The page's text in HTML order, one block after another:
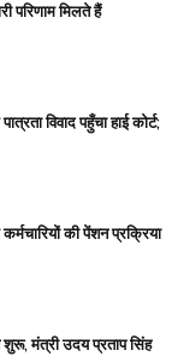
परिणाम मिलते हैं
विवाद पहुँचा हाई कोर्ट;
की पेंशन प्रक्रिया
मंत्री उदय प्रताप सिंह